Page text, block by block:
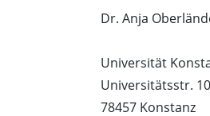
Dr. Anja
Universität
Universitätsstr. 10
78457 Konstanz